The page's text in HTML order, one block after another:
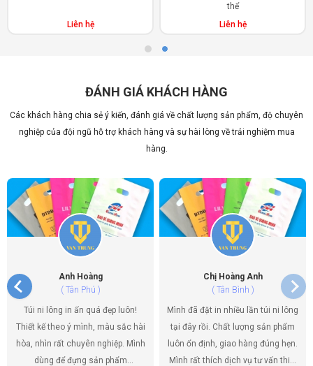
Liên hệ
thể
Liên hệ
ĐÁNH GIÁ KHÁCH HÀNG
Các khách hàng chia sẻ ý kiến, đánh giá về chất lượng sản phẩm, độ chuyên
nghiệp của đội ngũ hỗ trợ khách hàng và sự hài lòng về trải nghiệm mua
hàng.
Anh Hoàng
( Tân Phú )
Túi ni lông in ấn quá đẹp luôn!
Thiết kế theo ý mình, màu sắc hài
hòa, nhìn rất chuyên nghiệp. Mình
dùng để đựng sản phẩm
Chị Hoàng Anh
( Tân Bình )
Mình đã đặt in nhiều lần túi ni lông
tại đây rồi. Chất lượng sản phẩm
luôn ổn định, giao hàng đúng hẹn.
Mình rất thích dịch vụ tư vấn thiết